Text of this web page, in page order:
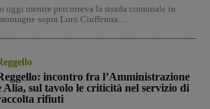
oggi mentre percorreva la strada comunale in
sopra Loro Ciuffenna....
incontro fra l’Amministrazione
Alia, sul tavolo le criticità nel servizio di
rifiuti